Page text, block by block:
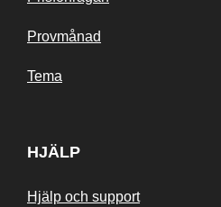
Provmånad
Tema
HJÄLP
Hjälp och support